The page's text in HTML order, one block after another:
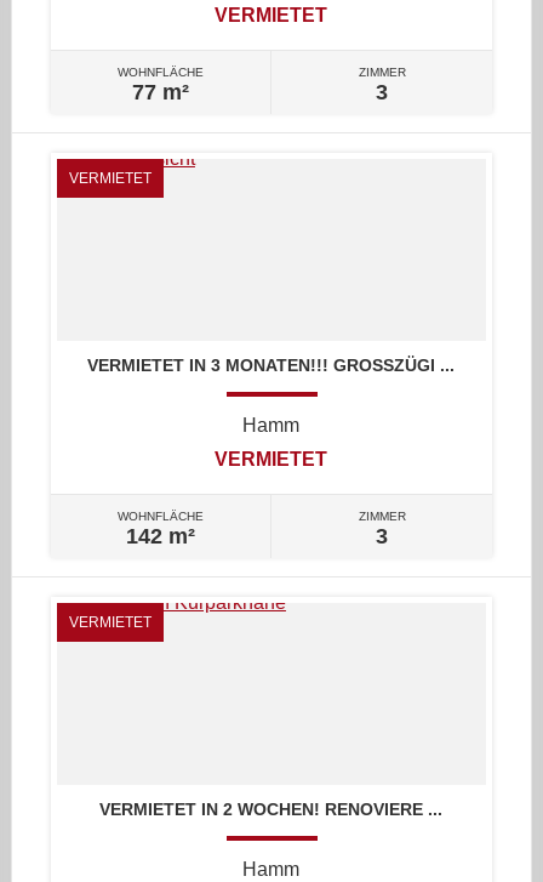
VERMIETET
WOHNFLÄCHE
77 m²
ZIMMER
3
VERMIETET
VERMIETET IN 3 MONATEN!!! GROSSZÜGI ...
Hamm
VERMIETET
WOHNFLÄCHE
142 m²
ZIMMER
3
VERMIETET
VERMIETET IN 2 WOCHEN! RENOVIERE ...
Hamm